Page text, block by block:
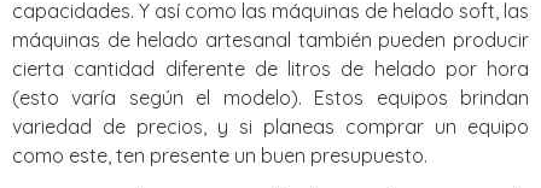
capacidades. Y así como las máquinas de helado soft, las
máquinas de helado artesanal también pueden producir
cierta cantidad diferente de litros de helado por hora
(esto varía según el modelo). Estos equipos brindan
variedad de precios, y si planeas comprar un equipo
como este, ten presente un buen presupuesto.